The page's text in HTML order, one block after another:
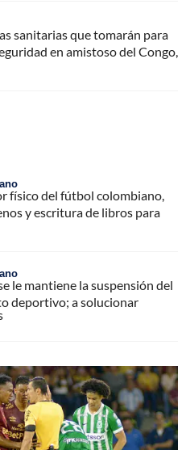
sanitarias que tomarán para
en amistoso del Congo,
físico del fútbol colombiano,
y escritura de libros para
le mantiene la suspensión del
deportivo; a solucionar